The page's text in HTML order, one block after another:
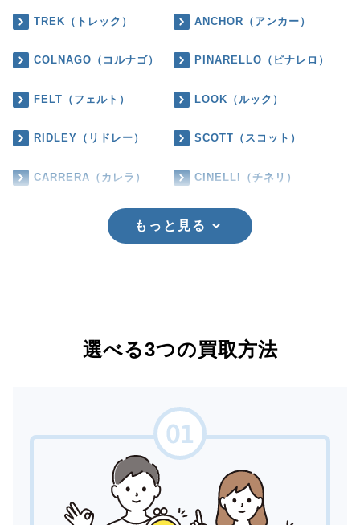
TREK（トレック） ANCHOR（アンカー）
COLNAGO（コルナゴ） PINARELLO（ピナレロ）
FELT（フェルト） LOOK（ルック）
RIDLEY（リドレー） SCOTT（スコット）
CARRERA（カレラ） CINELLI（チネリ）
もっと見る
選べる3つの買取方法